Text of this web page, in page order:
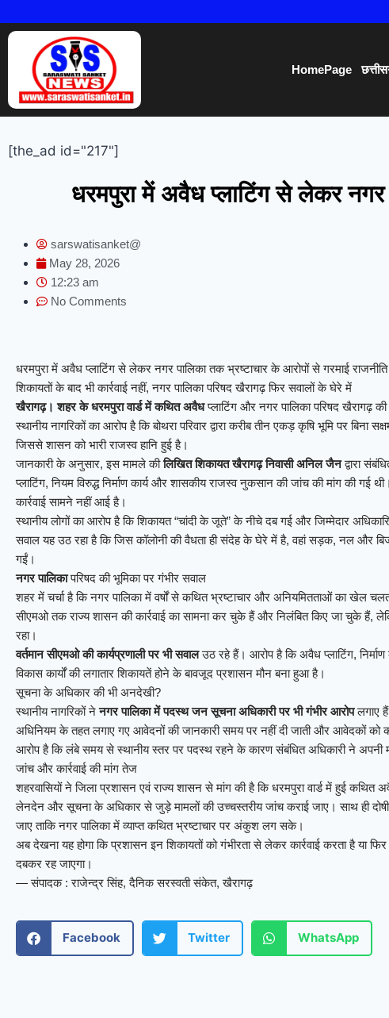
HomePage
[the_ad id="217"]
धरमपुरा में अवैध प्लाटिंग से लेकर नगर
sarswatisanket@
May 28, 2026
12:23 am
No Comments
धरमपुरा में अवैध प्लाटिंग से लेकर नगर पालिका तक भ्रष्टाचार के आरोपों से गरमाई राजनीति
शिकायतों के बाद भी कार्रवाई नहीं, नगर पालिका परिषद खैरागढ़ फिर सवालों के घेरे में
खैरागढ़। शहर के धरमपुरा वार्ड में कथित अवैधप्लाटिंग और नगर पालिका परिषद खैरागढ़
स्थानीय नागरिकों का आरोप है कि बोथरा परिवार द्वारा करीब तीन एकड़ कृषि भूमि पर बिना
जिससे शासन को भारी राजस्व हानि हुई है।
जानकारी के अनुसार, इस मामले कीलिखित शिकायत खैरागढ़ निवासी अनिल जैनद्वारा
प्लाटिंग, नियम विरुद्ध निर्माण कार्य और शासकीय राजस्व नुकसान की जांच की मांग की
कार्रवाई सामने नहीं आई है।
स्थानीय लोगों का आरोप है कि शिकायत “चांदी के जूते” के नीचे दब गई और जिम्मेदार
सवाल यह उठ रहा है कि जिस कॉलोनी की वैधता ही संदेह के घेरे में है, वहां सड़क, नल और
गईं।
नगर पालिकापरिषद की भूमिका पर गंभीर सवाल
शहर में चर्चा है कि नगर पालिका में वर्षों से कथित भ्रष्टाचार और अनियमितताओं का खेल
सीएमओ तक राज्य शासन की कार्रवाई का सामना कर चुके हैं और निलंबित किए जा चुके हैं,
रहा।
वर्तमान सीएमओ की कार्यप्रणाली पर भी सवालउठ रहे हैं। आरोप है कि अवैध प्लाटिंग, निर्माण
विकास कार्यों की लगातार शिकायतें होने के बावजूद प्रशासन मौन बना हुआ है।
सूचना के अधिकार की भी अनदेखी?
स्थानीय नागरिकों नेनगर पालिका में पदस्थ जन सूचना अधिकारी पर भी गंभीर आरोपलगाए
अधिनियम के तहत लगाए गए आवेदनों की जानकारी समय पर नहीं दी जाती और आवेदकों को
आरोप है कि लंबे समय से स्थानीय स्तर पर पदस्थ रहने के कारण संबंधित अधिकारी ने अपनी
जांच और कार्रवाई की मांग तेज
शहरवासियों ने जिला प्रशासन एवं राज्य शासन से मांग की है कि धरमपुरा वार्ड में हुई कथित अवैध
लेनदेन और सूचना के अधिकार से जुड़े मामलों की उच्चस्तरीय जांच कराई जाए। साथ ही दोषी
जाए ताकि नगर पालिका में व्याप्त कथित भ्रष्टाचार पर अंकुश लग सके।
अब देखना यह होगा कि प्रशासन इन शिकायतों को गंभीरता से लेकर कार्रवाई करता है या
दबकर रह जाएगा।
— संपादक : राजेन्द्र सिंह, दैनिक सरस्वती संकेत, खैरागढ़
Facebook Twitter WhatsApp